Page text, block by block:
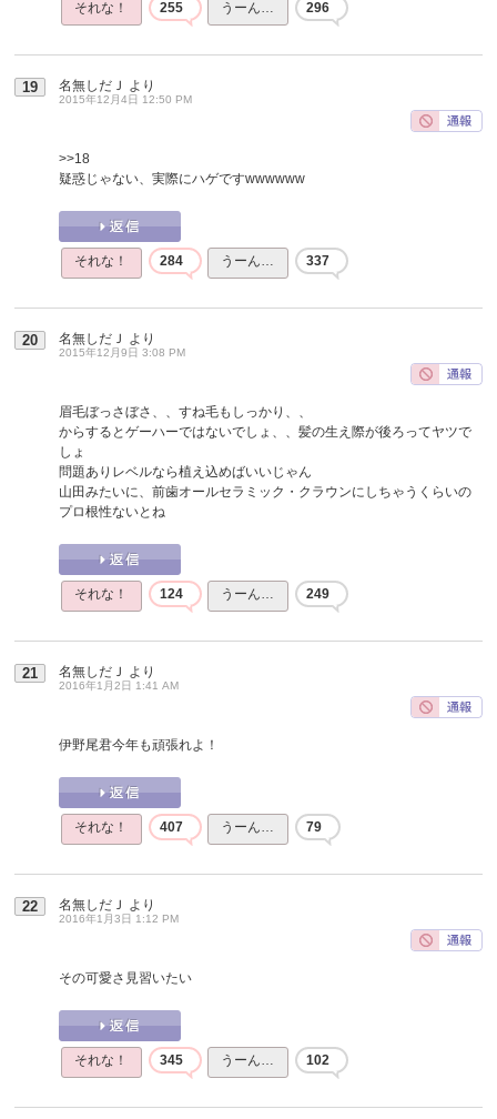
それな！ 255 うーん… 296
19 名無しだＪ より
2015年12月4日 12:50 PM
>>18
疑惑じゃない、実際にハゲですwwwwww
それな！ 284 うーん… 337
20 名無しだＪ より
2015年12月9日 3:08 PM
眉毛ぼっさぼさ、、すね毛もしっかり、、
からするとゲーハーではないでしょ、、髪の生え際が後ろってヤツで
しょ
問題ありレベルなら植え込めばいいじゃん
山田みたいに、前歯オールセラミック・クラウンにしちゃうくらいの
プロ根性ないとね
それな！ 124 うーん… 249
21 名無しだＪ より
2016年1月2日 1:41 AM
伊野尾君今年も頑張れよ！
それな！ 407 うーん… 79
22 名無しだＪ より
2016年1月3日 1:12 PM
その可愛さ見習いたい
それな！ 345 うーん… 102